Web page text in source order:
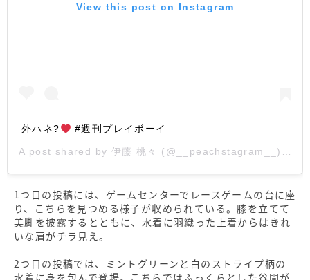
View this post on Instagram
外ハネ? #週刊プレイボーイ
A post shared by 伊藤 桃々 (@__peachstagram__) on
1つ目の投稿には、ゲームセンターでレースゲームの台に座
り、こちらを見つめる様子が収められている。膝を立てて
美脚を披露するとともに、水着に羽織った上着からはきれ
いな肩がチラ見え。
2つ目の投稿では、ミントグリーンと白のストライプ柄の